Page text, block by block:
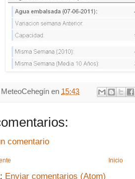
MeteoCehegín en 15:43
comentario
Inicio
Enviar comentarios (Atom)